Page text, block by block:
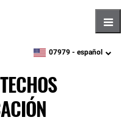
zipcode, language
07979 - español